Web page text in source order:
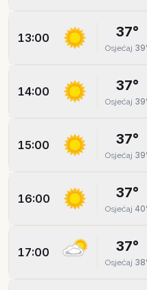
13:00 37°
Osjećaj 39
14:00 37°
Osjećaj 39
15:00 37°
Osjećaj 39
16:00 37°
Osjećaj 40
17:00 37°
Osjećaj 38